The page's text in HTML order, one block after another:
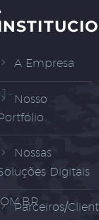
A Empresa
Nosso
Nossas
Digitais
Parceiros/